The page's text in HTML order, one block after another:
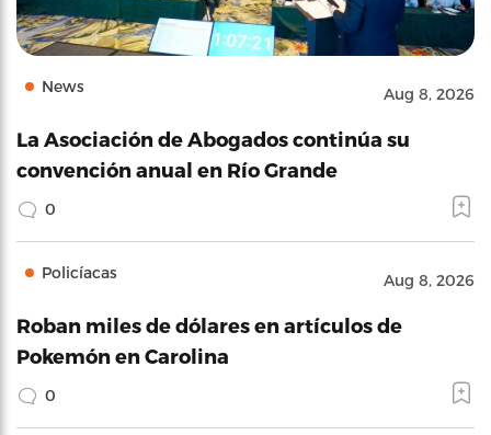
News Aug 8, 2026
La Asociación de Abogados continúa su
convención anual en Río Grande
0
Policíacas Aug 8, 2026
Roban miles de dólares en artículos de
Pokemón en Carolina
0